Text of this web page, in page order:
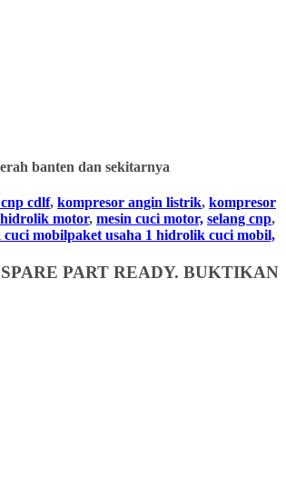
banten dan sekitarnya
cdlf, kompresor angin listrik, kompresor
hidrolik motor, mesin cuci motor, selang cnp,
mobilpaket usaha 1 hidrolik cuci mobil,
PART READY. BUKTIKAN